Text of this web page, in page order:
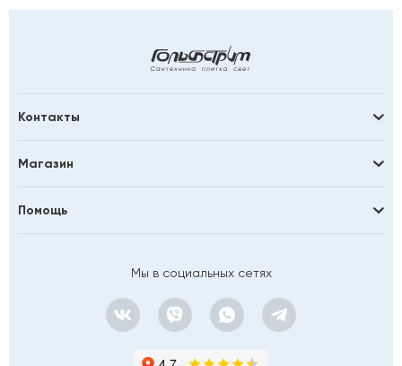
Контакты
Магазин
Помощь
Мы в социальных сетях